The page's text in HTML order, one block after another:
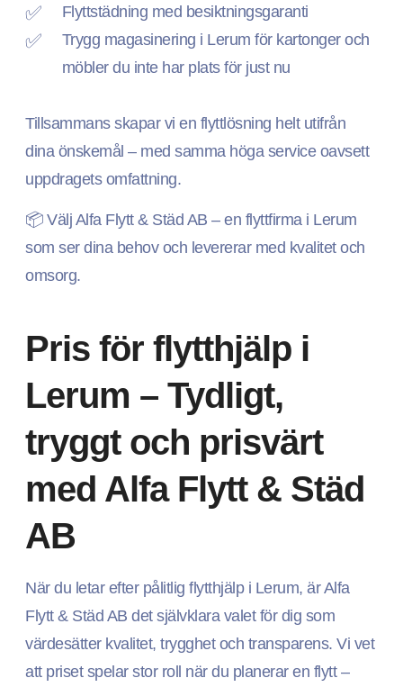
Flyttstädning med besiktningsgaranti
Trygg magasinering i Lerum för kartonger och
möbler du inte har plats för just nu
Tillsammans skapar vi en flyttlösning helt utifrån
dina önskemål – med samma höga service oavsett
uppdragets omfattning.
📦 Välj Alfa Flytt & Städ AB – en flyttfirma i Lerum
som ser dina behov och levererar med kvalitet och
omsorg.
Pris för flytthjälp i
Lerum – Tydligt,
tryggt och prisvärt
med Alfa Flytt & Städ
AB
När du letar efter pålitlig flytthjälp i Lerum, är Alfa
Flytt & Städ AB det självklara valet för dig som
värdesätter kvalitet, trygghet och transparens. Vi vet
att priset spelar stor roll när du planerar en flytt –